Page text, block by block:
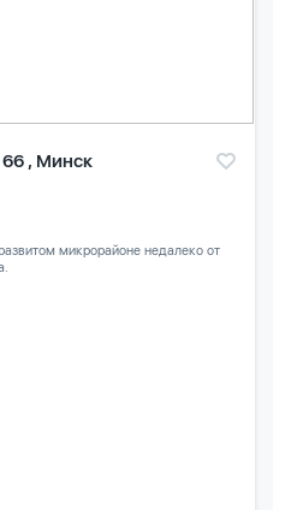
66 , Минск
микрорайоне недалеко от